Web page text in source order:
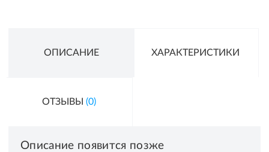
ОПИСАНИЕ ХАРАКТЕРИСТИКИ
ОТЗЫВЫ (0)
Описание появится позже